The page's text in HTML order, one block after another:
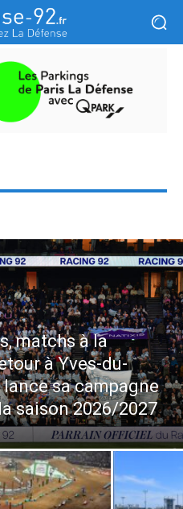
matchs à la
à Yves-du-
sa campagne
saison 2026/2027